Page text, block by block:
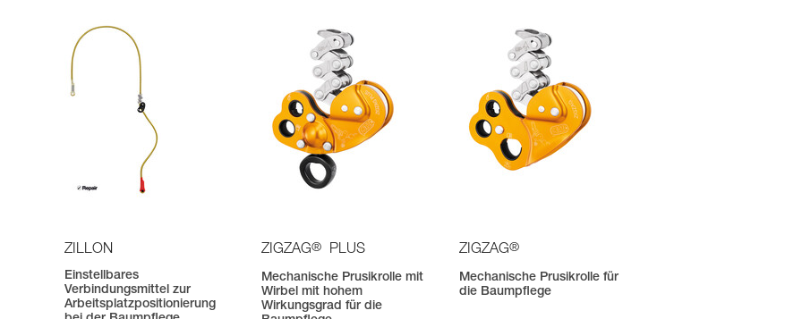
ZILLON
Einstellbares
Verbindungsmittel zur
Arbeitsplatzpositionierung
ZIGZAG® PLUS
Mechanische Prusikrolle mit
Wirbel mit hohem
Wirkungsgrad für die
ZIGZAG®
Mechanische Prusikrolle für
die Baumpflege